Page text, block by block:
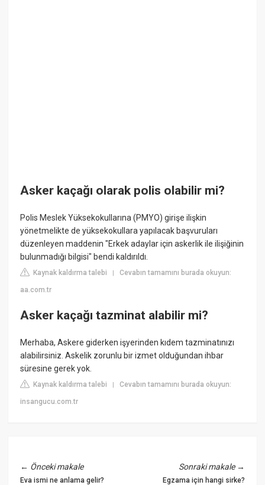
Asker kaçağı olarak polis olabilir mi?
Polis Meslek Yüksekokullarına (PMYO) girişe ilişkin
yönetmelikte de yüksekokullara yapılacak başvuruları
düzenleyen maddenin "Erkek adaylar için askerlik ile ilişiğinin
bulunmadığı bilgisi" bendi kaldırıldı.
Kaynak kaldırma talebi |Cevabın tamamını burada okuyun:
aa.com.tr
Asker kaçağı tazminat alabilir mi?
Merhaba, Askere giderken işyerinden kıdem tazminatınızı
alabilirsiniz. Askelik zorunlu bir izmet olduğundan ihbar
süresine gerek yok.
Kaynak kaldırma talebi |Cevabın tamamını burada okuyun:
insangucu.com.tr
← Önceki makale
Eva ismi ne anlama gelir?
Sonraki makale→
Egzama için hangi sirke?